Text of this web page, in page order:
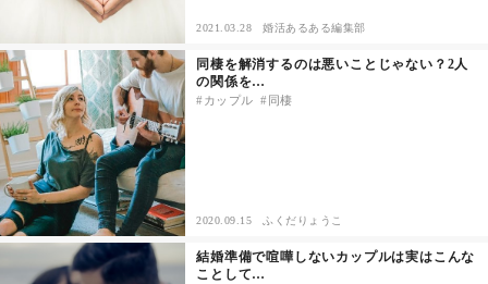
合コン・街コン
マッチングアプリ
結婚相談所
あるある
その他
2021.03.28 婚活あるある編集部
同棲を解消するのは悪いことじゃない？2人
の関係を…
カップル 同棲
2020.09.15 ふくだりょうこ
結婚準備で喧嘩しないカップルは実はこんな
ことして…